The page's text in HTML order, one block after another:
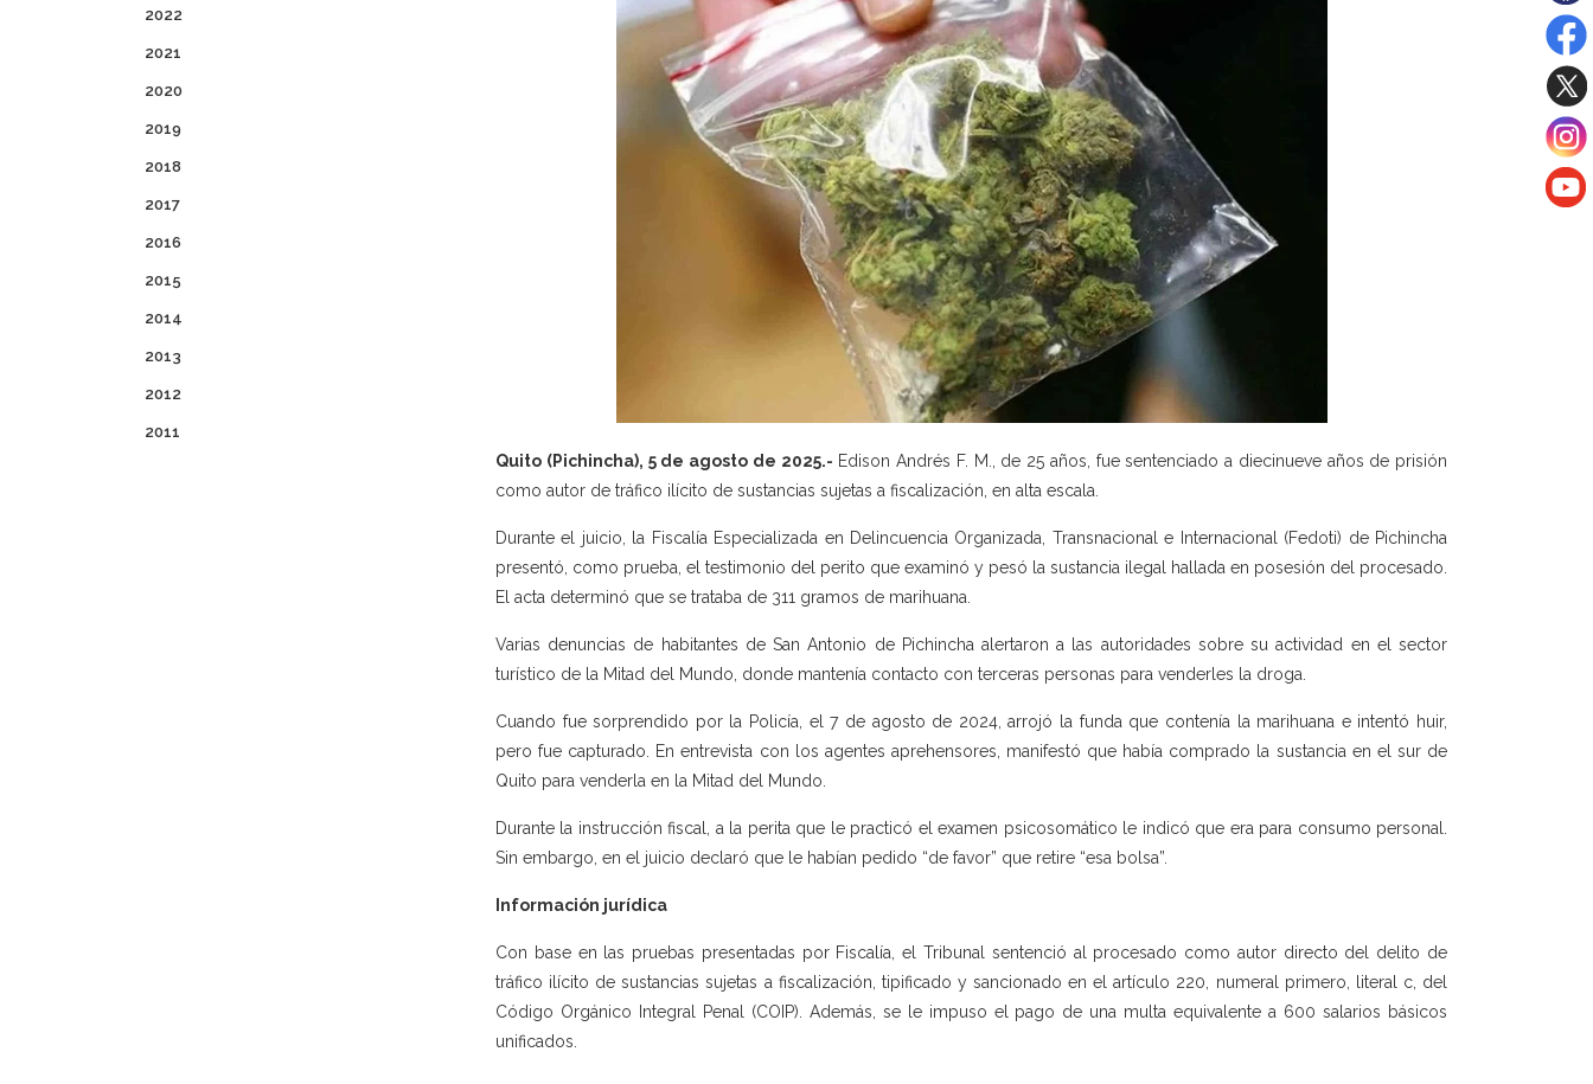
2022
2021
2020
2019
2018
2017
2016
2015
2014
2013
2012
2011
Quito (Pichincha), 5 de agosto de 2025.- Edison Andrés F. M., de 25 años, fue sentenciado a diecinueve años de prisión
como autor de tráfico ilícito de sustancias sujetas a fiscalización, en alta escala.
Durante el juicio, la Fiscalía Especializada en Delincuencia Organizada, Transnacional e Internacional (Fedoti) de Pichincha
presentó, como prueba, el testimonio del perito que examinó y pesó la sustancia ilegal hallada en posesión del procesado.
El acta determinó que se trataba de 311 gramos de marihuana.
Varias denuncias de habitantes de San Antonio de Pichincha alertaron a las autoridades sobre su actividad en el sector
turístico de la Mitad del Mundo, donde mantenía contacto con terceras personas para venderles la droga.
Cuando fue sorprendido por la Policía, el 7 de agosto de 2024, arrojó la funda que contenía la marihuana e intentó huir,
pero fue capturado. En entrevista con los agentes aprehensores, manifestó que había comprado la sustancia en el sur de
Quito para venderla en la Mitad del Mundo.
Durante la instrucción fiscal, a la perita que le practicó el examen psicosomático le indicó que era para consumo personal.
Sin embargo, en el juicio declaró que le habían pedido “de favor” que retire “esa bolsa”.
Información jurídica
Con base en las pruebas presentadas por Fiscalía, el Tribunal sentenció al procesado como autor directo del delito de
tráfico ilícito de sustancias sujetas a fiscalización, tipificado y sancionado en el artículo 220, numeral primero, literal c, del
Código Orgánico Integral Penal (COIP). Además, se le impuso el pago de una multa equivalente a 600 salarios básicos
unificados.